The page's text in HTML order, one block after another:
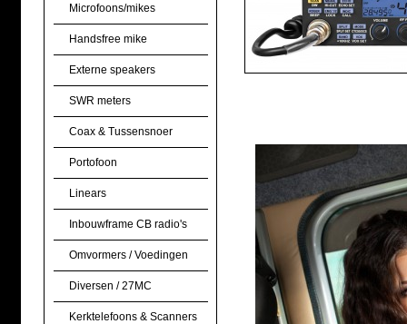
Microfoons/mikes
Handsfree mike
Externe speakers
SWR meters
Coax & Tussensnoer
Portofoon
Linears
Inbouwframe CB radio's
Omvormers / Voedingen
Diversen / 27MC
Kerktelefoons & Scanners